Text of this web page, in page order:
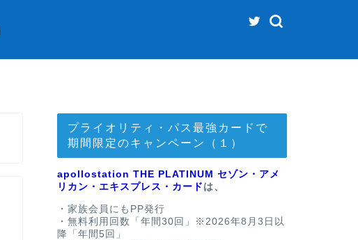
プライオリティ・パス最強カードで
期間限定のキャンペーン（１）
apollostation THE PLATINUM セゾン・アメ
リカン・エキスプレス・カード は、
・家族会員にもPP発行
・無料利用回数「年間30回」※2026年8月3日以
降「年間5回」